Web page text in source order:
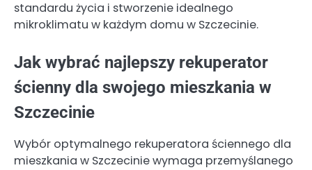
standardu życia i stworzenie idealnego
mikroklimatu w każdym domu w Szczecinie.
Jak wybrać najlepszy rekuperator
ścienny dla swojego mieszkania w
Szczecinie
Wybór optymalnego rekuperatora ściennego dla
mieszkania w Szczecinie wymaga przemyślanego